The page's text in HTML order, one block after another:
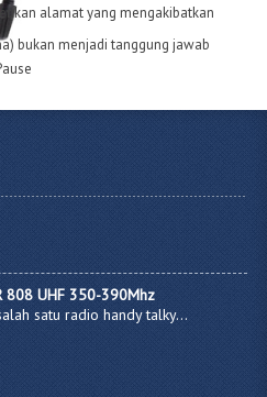
alamat yang mengakibatkan
bukan menjadi tanggung jawab
808 UHF 350-390Mhz
satu radio handy talky...